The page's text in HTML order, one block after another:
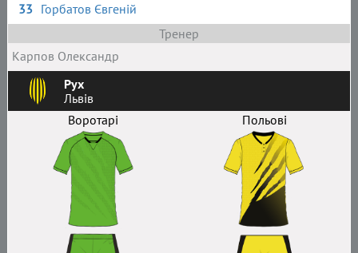
33 Горбатов Євгеній
Тренер
Карпов Олександр
Рух
Львів
Воротарі
Польові